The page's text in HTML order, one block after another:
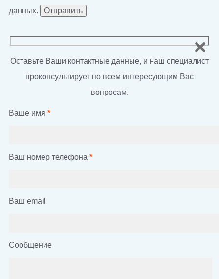
данных.
Оставьте Ваши контактные данные, и наш специалист
проконсультирует по всем интересующим Вас
вопросам.
Ваше имя *
Ваш номер телефона *
Ваш email
Сообщение